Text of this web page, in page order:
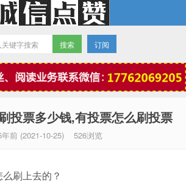
订阅
投票多少钱,有投票怎么刷投票
年前 (2021-10-25) 526浏览
刷上去的？